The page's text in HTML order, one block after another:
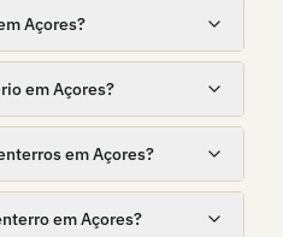
Açores?
em Açores?
em Açores?
em Açores?